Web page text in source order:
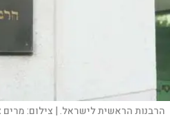
הרבנות הראשית לישראל. | צילום:מרים